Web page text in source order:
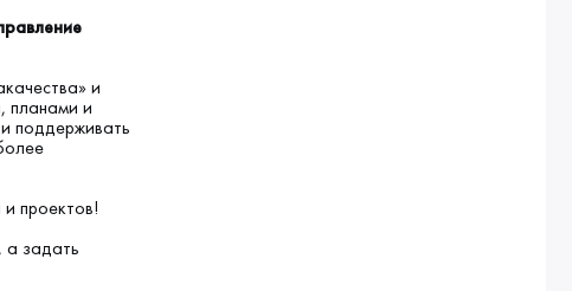
и
планами и
поддерживать
проектов!
, а задать